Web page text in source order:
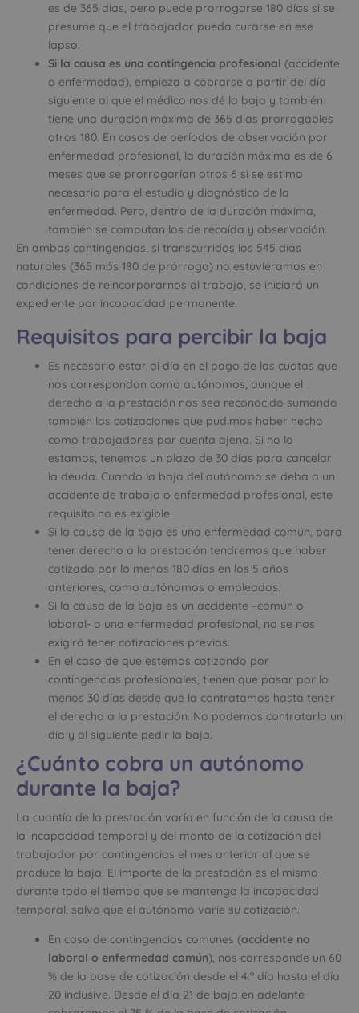
es de 365 días, pero puede prorrogarse 180 días si se
presume que el trabajador pueda curarse en ese
lapso.
Si la causa es una contingencia profesional (accidente
o enfermedad), empieza a cobrarse a partir del día
siguiente al que el médico nos dé la baja y también
tiene una duración máxima de 365 días prorrogables
otros 180. En casos de períodos de observación por
enfermedad profesional, la duración máxima es de 6
meses que se prorrogarían otros 6 si se estima
necesario para el estudio y diagnóstico de la
enfermedad. Pero, dentro de la duración máxima,
también se computan los de recaída y observación.
En ambas contingencias, si transcurridos los 545 días
naturales (365 más 180 de prórroga) no estuviéramos en
condiciones de reincorporarnos al trabajo, se iniciará un
expediente por incapacidad permanente.
Requisitos para percibir la baja
Es necesario estar al día en el pago de las cuotas que
nos correspondan como autónomos, aunque el
derecho a la prestación nos sea reconocido sumando
también las cotizaciones que pudimos haber hecho
como trabajadores por cuenta ajena. Si no lo
estamos, tenemos un plazo de 30 días para cancelar
la deuda. Cuando la baja del autónomo se deba a un
accidente de trabajo o enfermedad profesional, este
requisito no es exigible.
Si la causa de la baja es una enfermedad común, para
tener derecho a la prestación tendremos que haber
cotizado por lo menos 180 días en los 5 años
anteriores, como autónomos o empleados.
Si la causa de la baja es un accidente –común o
laboral- o una enfermedad profesional, no se nos
exigirá tener cotizaciones previas.
En el caso de que estemos cotizando por
contingencias profesionales, tienen que pasar por lo
menos 30 días desde que la contratamos hasta tener
el derecho a la prestación. No podemos contratarla un
día y al siguiente pedir la baja.
¿Cuánto cobra un autónomo
durante la baja?
La cuantía de la prestación varía en función de la causa de
la incapacidad temporal y del monto de la cotización del
trabajador por contingencias el mes anterior al que se
produce la baja. El importe de la prestación es el mismo
durante todo el tiempo que se mantenga la incapacidad
temporal, salvo que el autónomo varíe su cotización.
En caso de contingencias comunes (accidente no
laboral o enfermedad común), nos corresponde un 60
% de la base de cotización desde el 4.º día hasta el día
20 inclusive. Desde el día 21 de baja en adelante